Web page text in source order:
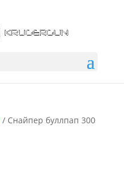
/ Снайпер буллпап 300